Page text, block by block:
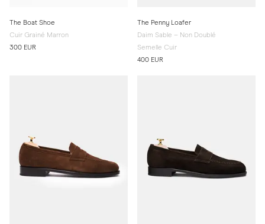
The Boat Shoe
Cuir Grainé Marron
300 EUR
The Penny Loafer
Daim Sable – Non Doublé
Semelle Cuir
400 EUR